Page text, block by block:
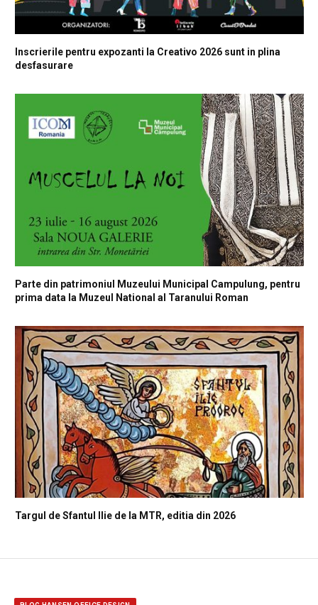
Inscrierile pentru expozanti la Creativo 2026 sunt in plina
desfasurare
Parte din patrimoniul Muzeului Municipal Campulung, pentru
prima data la Muzeul National al Taranului Roman
Targul de Sfantul Ilie de la MTR, editia din 2026